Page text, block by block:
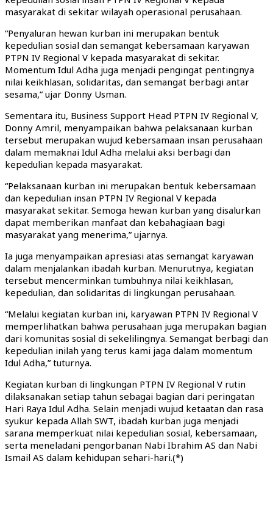
masyarakat di sekitar wilayah operasional perusahaan.
“Penyaluran hewan kurban ini merupakan bentuk
kepedulian sosial dan semangat kebersamaan karyawan
PTPN IV Regional V kepada masyarakat di sekitar.
Momentum Idul Adha juga menjadi pengingat pentingnya
nilai keikhlasan, solidaritas, dan semangat berbagi antar
sesama,” ujar Donny Usman.
Sementara itu, Business Support Head PTPN IV Regional V,
Donny Amril, menyampaikan bahwa pelaksanaan kurban
tersebut merupakan wujud kebersamaan insan perusahaan
dalam memaknai Idul Adha melalui aksi berbagi dan
kepedulian kepada masyarakat.
“Pelaksanaan kurban ini merupakan bentuk kebersamaan
dan kepedulian insan PTPN IV Regional V kepada
masyarakat sekitar. Semoga hewan kurban yang disalurkan
dapat memberikan manfaat dan kebahagiaan bagi
masyarakat yang menerima,” ujarnya.
Ia juga menyampaikan apresiasi atas semangat karyawan
dalam menjalankan ibadah kurban. Menurutnya, kegiatan
tersebut mencerminkan tumbuhnya nilai keikhlasan,
kepedulian, dan solidaritas di lingkungan perusahaan.
“Melalui kegiatan kurban ini, karyawan PTPN IV Regional V
memperlihatkan bahwa perusahaan juga merupakan bagian
dari komunitas sosial di sekelilingnya. Semangat berbagi dan
kepedulian inilah yang terus kami jaga dalam momentum
Idul Adha,” tuturnya.
Kegiatan kurban di lingkungan PTPN IV Regional V rutin
dilaksanakan setiap tahun sebagai bagian dari peringatan
Hari Raya Idul Adha. Selain menjadi wujud ketaatan dan rasa
syukur kepada Allah SWT, ibadah kurban juga menjadi
sarana memperkuat nilai kepedulian sosial, kebersamaan,
serta meneladani pengorbanan Nabi Ibrahim AS dan Nabi
Ismail AS dalam kehidupan sehari-hari.(*)